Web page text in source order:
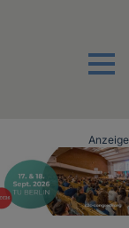
Menu
Anzeige